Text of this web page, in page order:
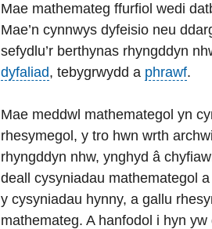
Mae mathemateg ffurfiol wedi
Mae’n cynnwys dyfeisio neu
sefydlu’r berthynas rhyngddyn
dyfaliad, tebygrwydd a phrawf.
Mae meddwl mathemategol yn
rhesymegol, y tro hwn wrth
rhyngddyn nhw, ynghyd â
deall cysyniadau mathemategol
y cysyniadau hynny, a gallu
mathemateg. A hanfodol i hyn